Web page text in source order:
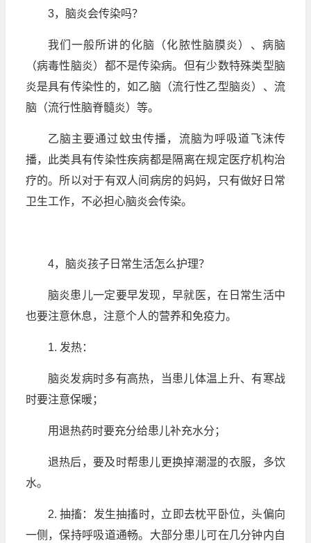
3，脑炎会传染吗？
我们一般所讲的化脑（化脓性脑膜炎）、病脑
（病毒性脑炎）都不是传染病。但有少数特殊类型脑
炎是具有传染性的，如乙脑（流行性乙型脑炎）、流
脑（流行性脑脊髓炎）等。
乙脑主要通过蚊虫传播，流脑为呼吸道飞沫传
播，此类具有传染性疾病都是隔离在规定医疗机构治
疗的。所以对于有双人间病房的妈妈，只有做好日常
卫生工作，不必担心脑炎会传染。
4，脑炎孩子日常生活怎么护理？
脑炎患儿一定要早发现，早就医，在日常生活中
也要注意休息，注意个人的营养和免疫力。
1. 发热：
脑炎发病时多有高热，当患儿体温上升、有寒战
时要注意保暖；
用退热药时要充分给患儿补充水分；
退热后，要及时帮患儿更换掉潮湿的衣服，多饮
水。
2. 抽搐：发生抽搐时，立即去枕平卧位，头偏向
一侧，保持呼吸道通畅。大部分患儿可在几分钟内自